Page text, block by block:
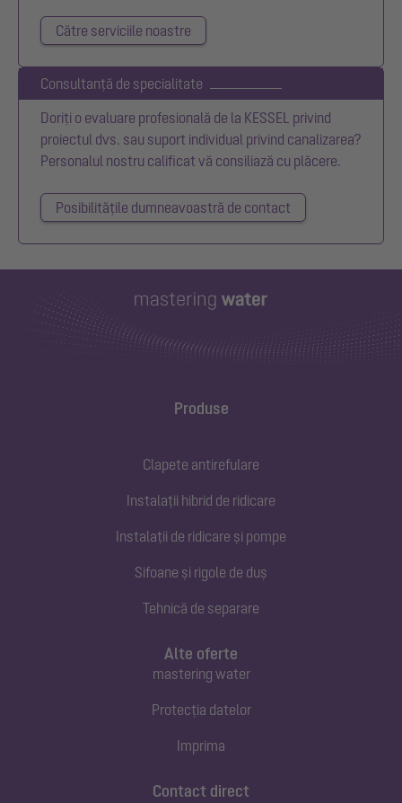
Către serviciile noastre
Consultanță de specialitate
Doriți o evaluare profesională de la KESSEL privind
proiectul dvs. sau suport individual privind canalizarea?
Personalul nostru calificat vă consiliază cu plăcere.
Posibilitățile dumneavoastră de contact
Produse
Clapete antirefulare
Instalații hibrid de ridicare
Instalații de ridicare și pompe
Sifoane și rigole de duș
Tehnică de separare
Contact direct
Alte oferte
mastering water
Protecția datelor
Imprima